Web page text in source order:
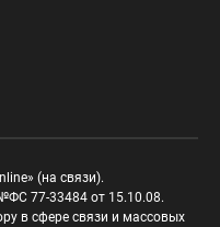
(на связи).
77-33484 от 15.10.08.
в сфере связи и массовых